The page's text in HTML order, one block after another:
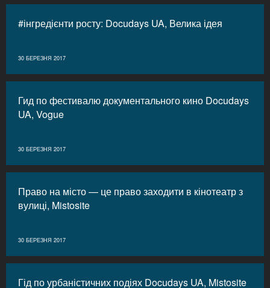
#інгредієнти росту: Docudays UA, Велика ідея
30 БЕРЕЗНЯ 2017
Гид по фестивалю документального кино Docudays
UA, Vogue
30 БЕРЕЗНЯ 2017
Право на місто — це право заходити в кінотеатр з
вулиці, Mistosite
30 БЕРЕЗНЯ 2017
Гід по урбаністичних подіях Docudays UA, Mistosite